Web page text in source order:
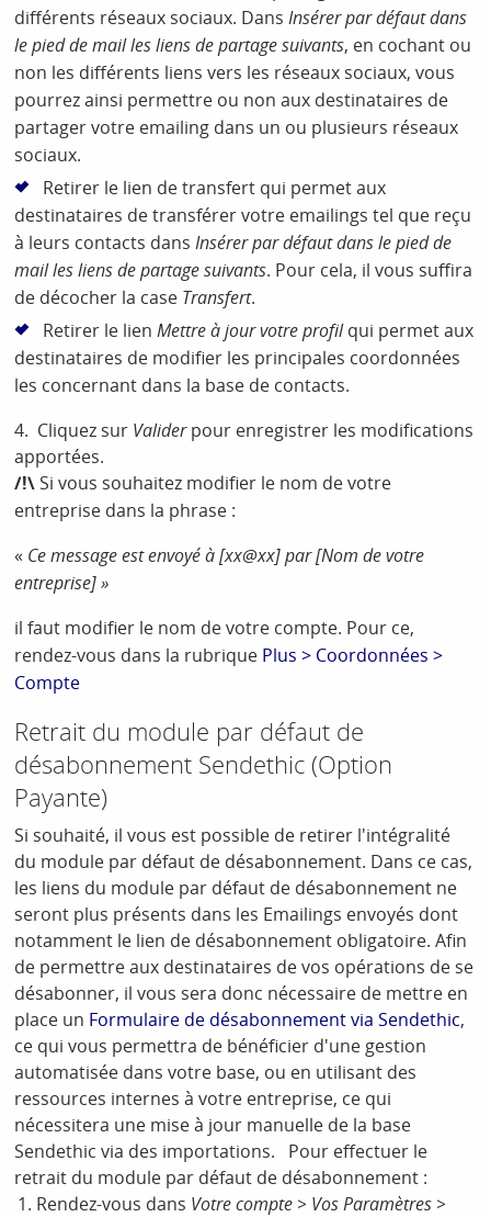
différents réseaux sociaux. DansInsérer par défaut dans
le pied de mail les liens de partage suivants, en cochant ou
non les différents liens vers les réseaux sociaux, vous
pourrez ainsi permettre ou non aux destinataires de
partager votre emailing dans un ou plusieurs réseaux
sociaux.
Retirer le lien de transfert qui permet aux
destinataires de transférer votre emailings tel que reçu
à leurs contacts dansInsérer par défaut dans le pied de
mail les liens de partage suivants. Pour cela, il vous suffira
de décocher la case Transfert.
Retirer le lien Mettre à jour votre profilqui permet aux
destinataires de modifier les principales coordonnées
les concernant dans la base de contacts.
4. Cliquez sur Validerpour enregistrer les modifications
apportées.
/!\ Si vous souhaitez modifier le nom de votre
entreprise dans la phrase :
« Ce message est envoyé à [xx@xx] par [Nom de votre
entreprise] »
il faut modifier le nom de votre compte. Pour ce,
rendez-vous dans la rubrique Plus > Coordonnées >
Compte
Retrait du module par défaut de
désabonnement Sendethic (Option
Payante)
Si souhaité, il vous est possible de retirer l'intégralité
du module par défaut de désabonnement. Dans ce cas,
les liens du module par défaut de désabonnement ne
seront plus présents dans les Emailings envoyés dont
notamment le lien de désabonnement obligatoire. Afin
de permettre aux destinataires de vos opérations de se
désabonner, il vous sera donc nécessaire de mettre en
place un Formulaire de désabonnement via Sendethic,
ce qui vous permettra de bénéficier d'une gestion
automatisée dans votre base, ou en utilisant des
ressources internes à votre entreprise, ce qui
nécessitera une mise à jour manuelle de la base
Sendethic via des importations. Pour effectuer le
retrait du module par défaut de désabonnement :
Rendez-vous dans Votre compte > Vos Paramètres >